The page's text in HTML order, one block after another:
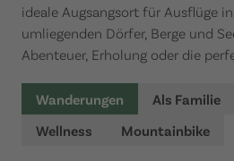
ideale Augsangsort für Ausflüge
umliegenden Dörfer, Berge und
Abenteuer, Erholung oder die
Wanderungen Als Familie
Wellness
Mountainbike